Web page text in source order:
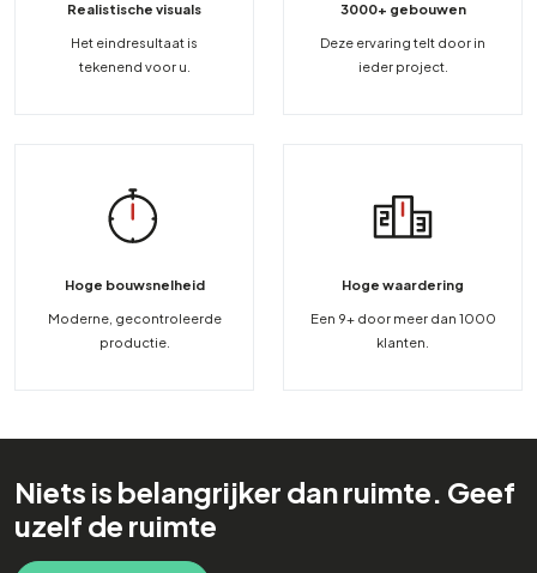
Realistische visuals
Het eindresultaat is
tekenend voor u.
3000+ gebouwen
Deze ervaring telt door in
ieder project.
Hoge bouwsnelheid
Moderne, gecontroleerde
productie.
Hoge waardering
Een 9+ door meer dan 1000
klanten.
Niets is belangrijker dan ruimte. Geef
uzelf de ruimte